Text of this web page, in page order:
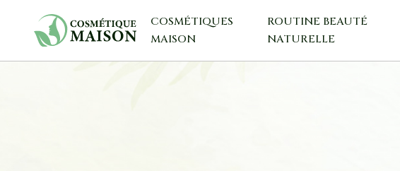
COSMÉTIQUES
MAISON
ROUTINE BEAUTÉ
NATURELLE